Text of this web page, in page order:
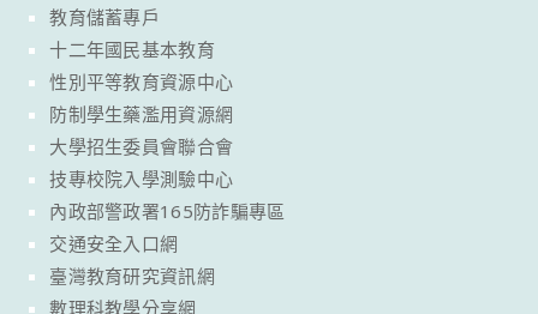
教育儲蓄專戶
十二年國民基本教育
性別平等教育資源中心
防制學生藥濫用資源網
大學招生委員會聯合會
技專校院入學測驗中心
內政部警政署165防詐騙專區
交通安全入口網
臺灣教育研究資訊網
數理科教學分享網